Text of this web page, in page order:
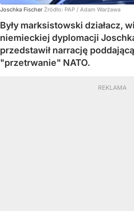
Joschka Fischer Źródło: PAP / Adam Warżawa
Były marksistowski działacz,
niemieckiej dyplomacji
przedstawił narrację
"przetrwanie" NATO.